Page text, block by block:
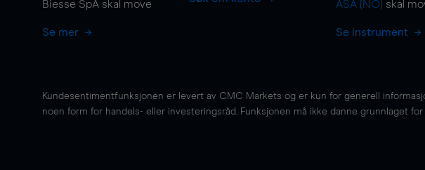
Biesse SpA skal move
Se mer
ASA (NO) skal
Se instrument
Kundesentimentfunksjonen er levert av CMC Markets og er kun for generell
noen form for handels- eller investeringsråd. Funksjonen må ikke danne grunnlaget